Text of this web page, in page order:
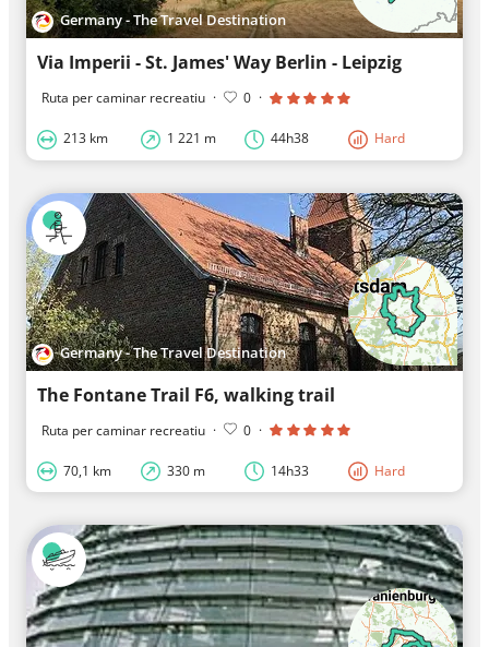
Germany - The Travel Destination
Via Imperii - St. James' Way Berlin - Leipzig
Ruta per caminar recreatiu · 0 ·
213 km 1 221 m 44h38 Hard
Germany - The Travel Destination
The Fontane Trail F6, walking trail
Ruta per caminar recreatiu · 0 ·
70,1 km 330 m 14h33 Hard